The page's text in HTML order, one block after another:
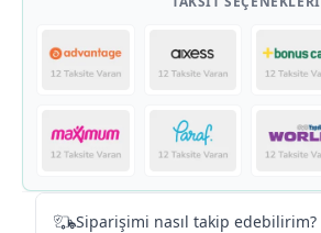
Siparişimi nasıl takip edebilirim?